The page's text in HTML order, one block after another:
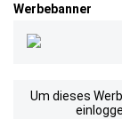
Werbebanner
Um dieses